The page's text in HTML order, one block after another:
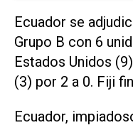
Ecuador se
Grupo B con 6
Estados Unidos
(3) por 2 a 0. Fiji
Ecuador,